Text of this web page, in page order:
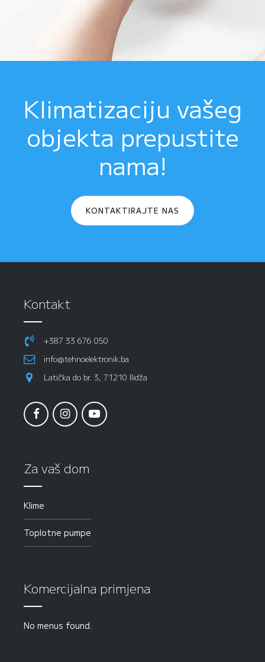
Klimatizaciju vašeg
objekta prepustite
nama!
KONTAKTIRAJTE NAS
Kontakt
+387 33 676 050
info@tehnoelektronik.ba
Latička do br. 3, 71210 Ilidža
Za vaš dom
Klime
Toplotne pumpe
Komercijalna primjena
No menus found.